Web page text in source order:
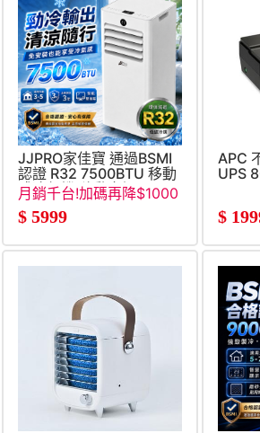
JJPRO家佳寶 通過BSMI
認證 R32 7500BTU 移動
式冷氣機 移動空調
(JPAC06)
月銷千台!加碼再降$1000
$ 5999
APC
UPS
$